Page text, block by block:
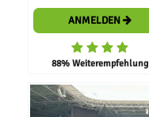
ANMELDEN
88% Weiterempfehlung